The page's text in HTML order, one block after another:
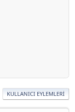
KULLANICI EYLEMLERI